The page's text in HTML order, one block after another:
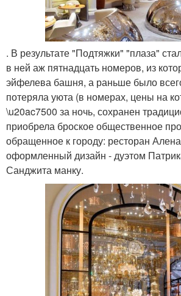
. В результате "Подтяжки" "плаза"
в ней аж пятнадцать номеров, из
эйфелева башня, а раньше было
потеряла уюта (в номерах, цены на
\u20ac7500 за ночь, сохранен
приобрела броское общественное
обращенное к городу: ресторан
оформленный дизайн - дуэтом
Санджита манку.